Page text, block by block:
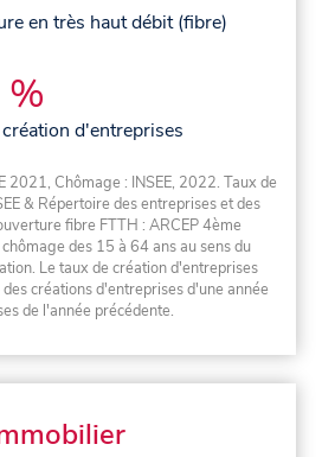
en très haut débit (fibre)
d'entreprises
2021, Chômage : INSEE, 2022. Taux de
& Répertoire des entreprises et des
fibre FTTH : ARCEP 4ème
des 15 à 64 ans au sens du
Le taux de création d'entreprises
créations d'entreprises d'une année
de l'année précédente.